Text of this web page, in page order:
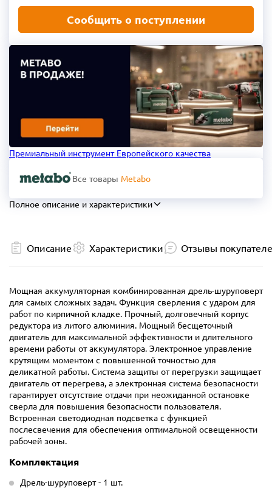
Сообщить о поступлении
Премиальный инструмент Европейского качества
Все товары Metabo
Полное описание и характеристики
Описание Характеристики Отзывы
Мощная аккумуляторная комбинированная дрель-шуруповерт
для самых сложных задач. Функция сверления с ударом для
работ по кирпичной кладке. Прочный, долговечный корпус
редуктора из литого алюминия. Мощный бесщеточный
двигатель для максимальной эффективности и длительного
времени работы от аккумулятора. Электронное управление
крутящим моментом с повышенной точностью для
деликатной работы. Система защиты от перегрузки защищает
двигатель от перегрева, а электронная система безопасности
гарантирует отсутствие отдачи при неожиданной остановке
сверла для повышения безопасности пользователя.
Встроенная светодиодная подсветка с функцией
послесвечения для обеспечения оптимальной освещенности
рабочей зоны.
Комплектация
Дрель-шуруповерт - 1 шт.